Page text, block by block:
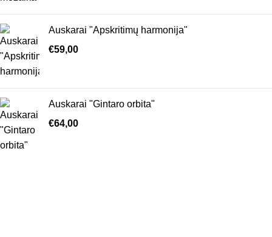
Auskarai "Apskritimų harmonija"
€59,00
Auskarai "Gintaro orbita"
€64,00